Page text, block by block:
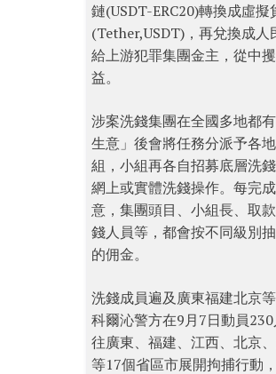
鏈(USDT-ERC20)轉換成虛擬
(Tether,USDT)，再兌換成人
給上游犯罪集團金主，從中
益。
涉案洗錢集團在全國多地都
生意」後會將任務分派予各
組，小組再各自招募底層洗
網上或實體洗錢操作。每完
意，集團頭目、小組長、取
錢人員等，都會按不同級別
的佣金。
洗錢成員遍及廣東福建北京
科爾沁警方在9月7日動員
往廣東、福建、江西、北京
等17個省區市展開拘捕行動